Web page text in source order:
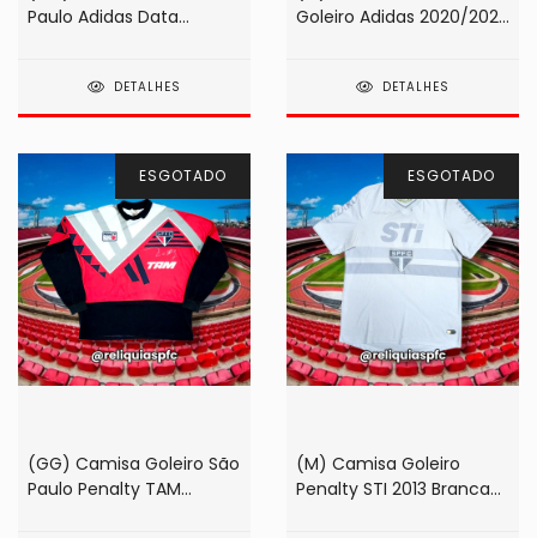
Paulo Adidas Data
DETALHES
Goleiro Adidas 2020/2021
DETALHES
ESGOTADO
(GG) Camisa Goleiro São
Paulo Penalty TAM
ESGOTADO
(M) Camisa Goleiro
Penalty STI 2013 Branca